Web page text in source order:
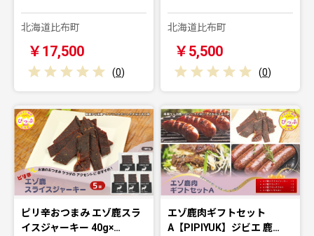
北海道比布町
￥17,500
(0)
北海道比布町
￥5,500
(0)
ピリ辛おつまみ エゾ鹿スラ
イスジャーキー 40g×…
エゾ鹿肉ギフトセット
A【PIPIYUK】ジビエ 鹿…